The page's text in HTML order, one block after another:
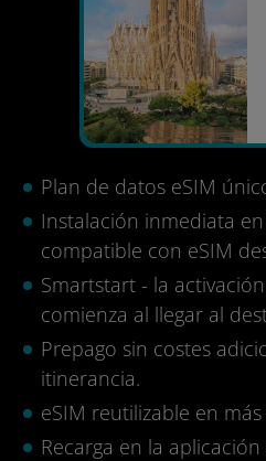
Plan de datos eSIM
Instalación inmediata
compatible con eSIM
Smartstart - la
comienza al llegar al
Prepago sin costes
itinerancia.
eSIM reutilizable en
Recarga en la